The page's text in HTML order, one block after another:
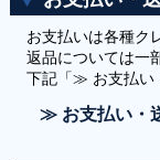
お支払いは各種ク
返品については一
下記「≫ お支払い
≫ お支払い・